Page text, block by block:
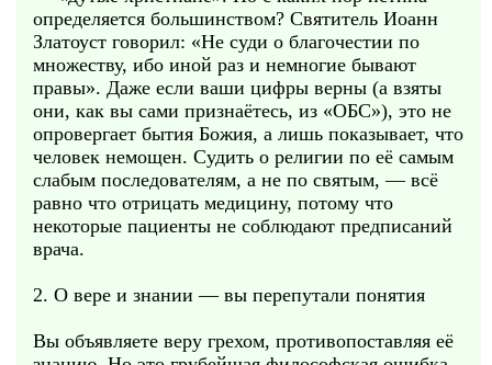
определяется большинством? Святитель Иоанн
Златоуст говорил: «Не суди о благочестии по
множеству, ибо иной раз и немногие бывают
правы». Даже если ваши цифры верны (а взяты
они, как вы сами признаётесь, из «ОБС»), это не
опровергает бытия Божия, а лишь показывает, что
человек немощен. Судить о религии по её самым
слабым последователям, а не по святым, — всё
равно что отрицать медицину, потому что
некоторые пациенты не соблюдают предписаний
врача.
2. О вере и знании — вы перепутали понятия
Вы объявляете веру грехом, противопоставляя её